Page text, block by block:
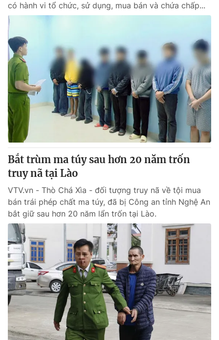
có hành vi tổ chức, sử dụng, mua bán và chứa chấp...
Bắt trùm ma túy sau hơn 20 năm trốn
truy nã tại Lào
VTV.vn - Thò Chá Xìa - đối tượng truy nã về tội mua
bán trái phép chất ma túy, đã bị Công an tỉnh Nghệ An
bắt giữ sau hơn 20 năm lẩn trốn tại Lào.